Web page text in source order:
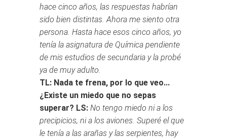
hace cinco años, las respuestas habrían
sido bien distintas. Ahora me siento otra
persona. Hasta hace esos cinco años, yo
tenía la asignatura de Química pendiente
de mis estudios de secundaria y la probé
ya de muy adulto.
TL: Nada te frena, por lo que veo...
¿Existe un miedo que no sepas
superar? LS: No tengo miedo ni a los
precipicios, ni a los aviones. Superé el que
le tenía a las arañas y las serpientes, hay